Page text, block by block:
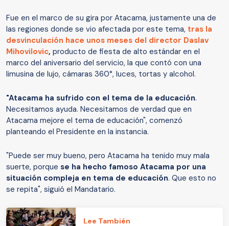
Fue en el marco de su gira por Atacama, justamente una de
las regiones donde se vio afectada por este tema, tras la
desvinculación hace unos meses del director Daslav
Mihovilovic, producto de fiesta de alto estándar en el
marco del aniversario del servicio, la que contó con una
limusina de lujo, cámaras 360°, luces, tortas y alcohol.
"Atacama ha sufrido con el tema de la educación.
Necesitamos ayuda. Necesitamos de verdad que en
Atacama mejore el tema de educación", comenzó
planteando el Presidente en la instancia.
"Puede ser muy bueno, pero Atacama ha tenido muy mala
suerte, porque se ha hecho famoso Atacama por una
situación compleja en tema de educación. Que esto no
se repita", siguió el Mandatario.
Lee También